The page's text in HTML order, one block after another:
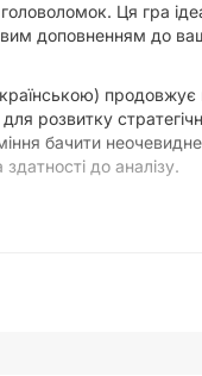
Ця гра
доповненням до
розвитку
бачити
до аналізу.
до детального
когнітивні